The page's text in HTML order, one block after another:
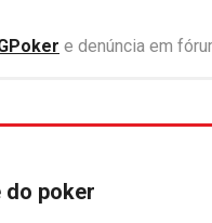
e denúncia em
do poker